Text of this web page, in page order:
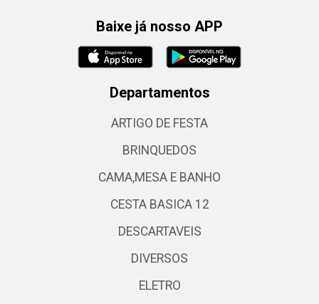
Baixe já nosso APP
Departamentos
ARTIGO DE FESTA
BRINQUEDOS
CAMA,MESA E BANHO
CESTA BASICA 12
DESCARTAVEIS
DIVERSOS
ELETRO